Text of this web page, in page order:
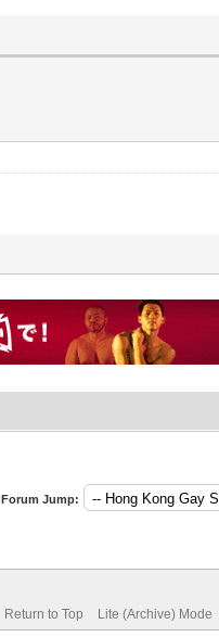
Forum Jump:
Return to Top Lite (Archive) Mode